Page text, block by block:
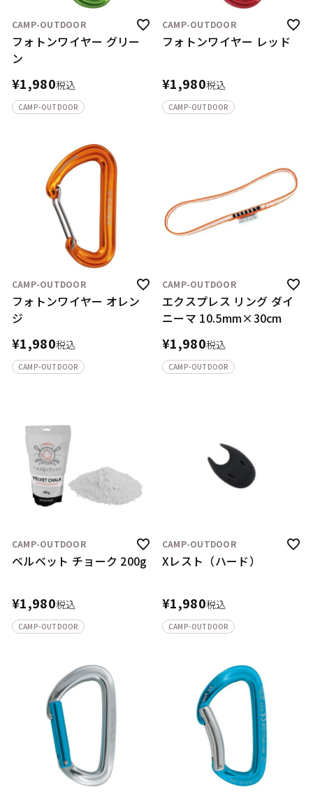
CAMP-OUTDOOR
フォトンワイヤー グリー
ン
¥1,980税込
CAMP-OUTDOOR
CAMP-OUTDOOR
フォトンワイヤー レッド
¥1,980税込
CAMP-OUTDOOR
CAMP-OUTDOOR
フォトンワイヤー オレン
ジ
¥1,980税込
CAMP-OUTDOOR
CAMP-OUTDOOR
エクスプレス リング ダイ
ニーマ 10.5mm×30cm
¥1,980税込
CAMP-OUTDOOR
CAMP-OUTDOOR
ベルベット チョーク 200g
¥1,980税込
CAMP-OUTDOOR
CAMP-OUTDOOR
Xレスト（ハード）
¥1,980税込
CAMP-OUTDOOR